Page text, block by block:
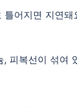
틀어지면 지연
, 피복선이 섞여